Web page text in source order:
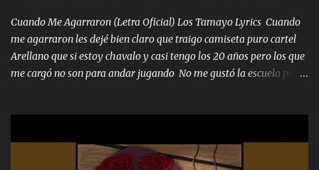
Cuando Me Agarraron (Letra Oficial) Los Tamayo Lyrics Cuando
me agarraron les dejé bien claro que traigo camiseta puro cartel
Arellano que si estoy chavalo y casi tengo los 20 años pero los que
me cargó no son para andar jugando No me gustó la escuela pero
Yo Soy El De Las Pacas Sobrino Del Brazo Armad0 Con mi Glock
fajado y mi R terciado me van a ver allá por TJ para un licenciado